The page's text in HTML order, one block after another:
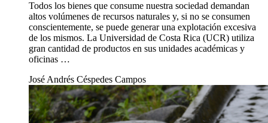
Todos los bienes que consume nuestra sociedad demandan
altos volúmenes de recursos naturales y, si no se consumen
conscientemente, se puede generar una explotación excesiva
de los mismos. La Universidad de Costa Rica (UCR) utiliza
gran cantidad de productos en sus unidades académicas y
oficinas …
José Andrés Céspedes Campos